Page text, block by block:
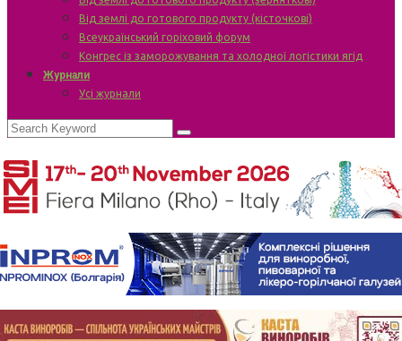
Від землі до готового продукту (кісточкові)
Всеукраїнський горіховий форум
Конгрес із заморожування та холодної логістики ягід
Журнали
Усі журнали